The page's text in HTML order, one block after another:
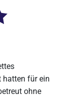
hatten für ein
ohne